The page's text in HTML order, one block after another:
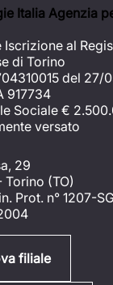
Italia Agenzia
Iscrizione al
di Torino
del 27/
917734
Sociale €
versato
29
Torino (TO)
Prot. n° 1207-
filiale